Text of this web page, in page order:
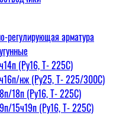
регулирующая арматура
(Ру16, Т- 225С)
нж (Ру25, Т- 225/300С)
18п (Ру16, Т- 225С)
15ч19п (Ру16, Т- 225С)